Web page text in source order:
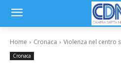
Home Cronaca Violenza nel centro
Cronaca